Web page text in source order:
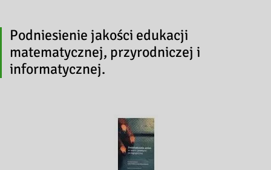
Podniesienie jakości edukacji
matematycznej, przyrodniczej i
informatycznej.